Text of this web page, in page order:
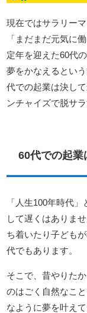
現在ではサラリー
「まだまだ元気に
定年を迎えた60代
夢をかなえるとい
代での起業は決し
ンチャイズで脱サ
60代での起業
「人生100年時代
して遅くはありま
ち着いたり子ども
代でもあります。
そこで、昔やりた
のはごく自然なこ
なように夢を叶え